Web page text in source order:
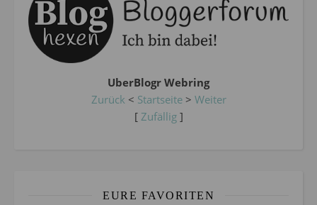
UberBlogr Webring
Zurück < Startseite> Weiter
[ Zufällig]
EURE FAVORITEN